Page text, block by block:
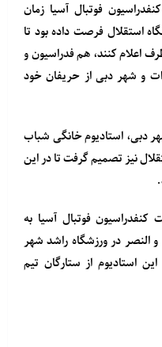
فوتبال آسیا زمان
استقلال فرصت داده بود تا
اعلام کنند، هم فدراسیون و
و شهر دبی از حریفان خود
دبی، استادیوم خانگی شباب
نیز تصمیم گرفت تا در این
فوتبال آسیا به
النصر در ورزشگاه راشد شهر
استادیوم از ستارگان تیم